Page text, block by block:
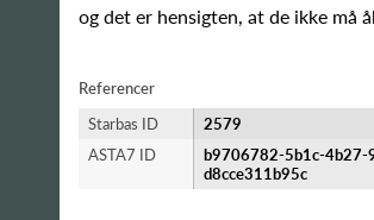
og det er hensigten, at de ikke må
Referencer
Starbas ID
2579
ASTA7 ID
b9706782-5b1c-4b27-
d8cce311b95c